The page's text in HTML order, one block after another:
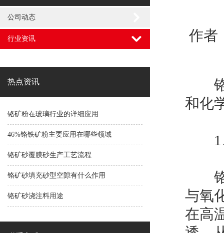
公司动态
行业资讯
热点资讯
铬矿粉在玻璃行业的详细应用
46%铬铁矿粉主要应用在哪些领域
铬矿砂覆膜砂生产工艺流程
铬矿砂填充砂型空隙有什么作用
铬矿砂浇注料用途
作者
铬
和化
1、
铬
与氧
在高